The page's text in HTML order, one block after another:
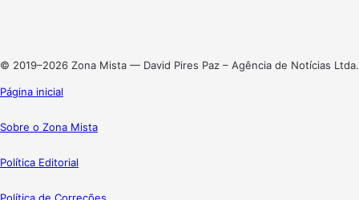
© 2019–2026 Zona Mista — David Pires Paz – Agência de Notícias Ltda.
Página inicial
Sobre o Zona Mista
Política Editorial
Política de Correções